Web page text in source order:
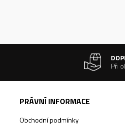
Při
PRÁVNÍ INFORMACE
Obchodní podmínky